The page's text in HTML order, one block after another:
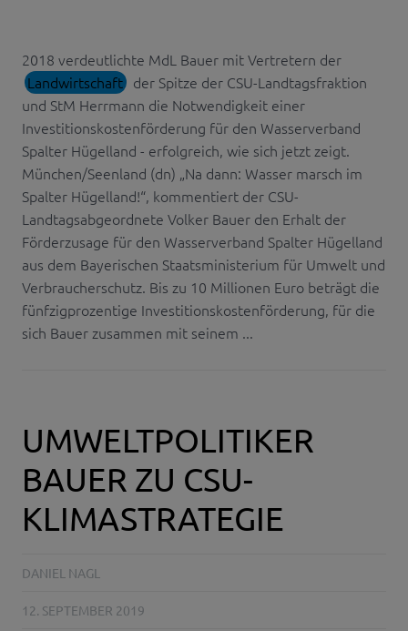
2018 verdeutlichte MdL Bauer mit Vertretern der
Landwirtschaft der Spitze der CSU-Landtagsfraktion
und StM Herrmann die Notwendigkeit einer
Investitionskostenförderung für den Wasserverband
Spalter Hügelland - erfolgreich, wie sich jetzt zeigt.
München/Seenland (dn) „Na dann: Wasser marsch im
Spalter Hügelland!“, kommentiert der CSU-
Landtagsabgeordnete Volker Bauer den Erhalt der
Förderzusage für den Wasserverband Spalter Hügelland
aus dem Bayerischen Staatsministerium für Umwelt und
Verbraucherschutz. Bis zu 10 Millionen Euro beträgt die
fünfzigprozentige Investitionskostenförderung, für die
sich Bauer zusammen mit seinem ...
UMWELTPOLITIKER
BAUER ZU CSU-
KLIMASTRATEGIE
DANIEL NAGL
12. SEPTEMBER 2019